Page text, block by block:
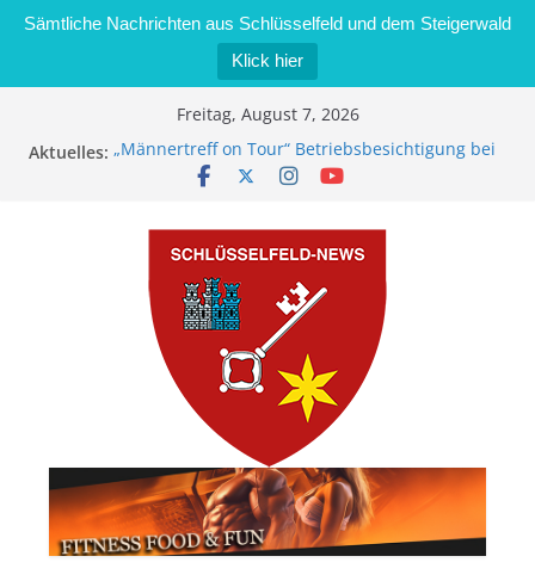
Sämtliche Nachrichten aus Schlüsselfeld und dem Steigerwald
Klick hier
Freitag, August 7, 2026
Aktuelles: „Männertreff on Tour“ Betriebsbesichtigung bei
der Schreinerei Zimmermann GmbH
Brand in Sägewerk in Bernroth schnell unter
Kontrolle
Stadt Schlüsselfeld bietet Online-Anmeldung für
Kindergartenplätze an
Dieseldiebstahl im Wert von 600 Euro